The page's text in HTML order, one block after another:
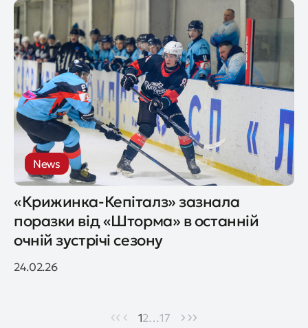
News
«Крижинка-Кепіталз» зазнала
поразки від «Шторма» в останній
очній зустрічі сезону
24.02.26
12…17